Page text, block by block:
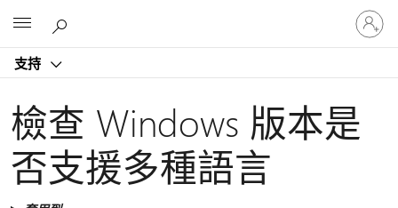
支持
登
入
您
戶
檢查 Windows 版本是
否支援多種語言